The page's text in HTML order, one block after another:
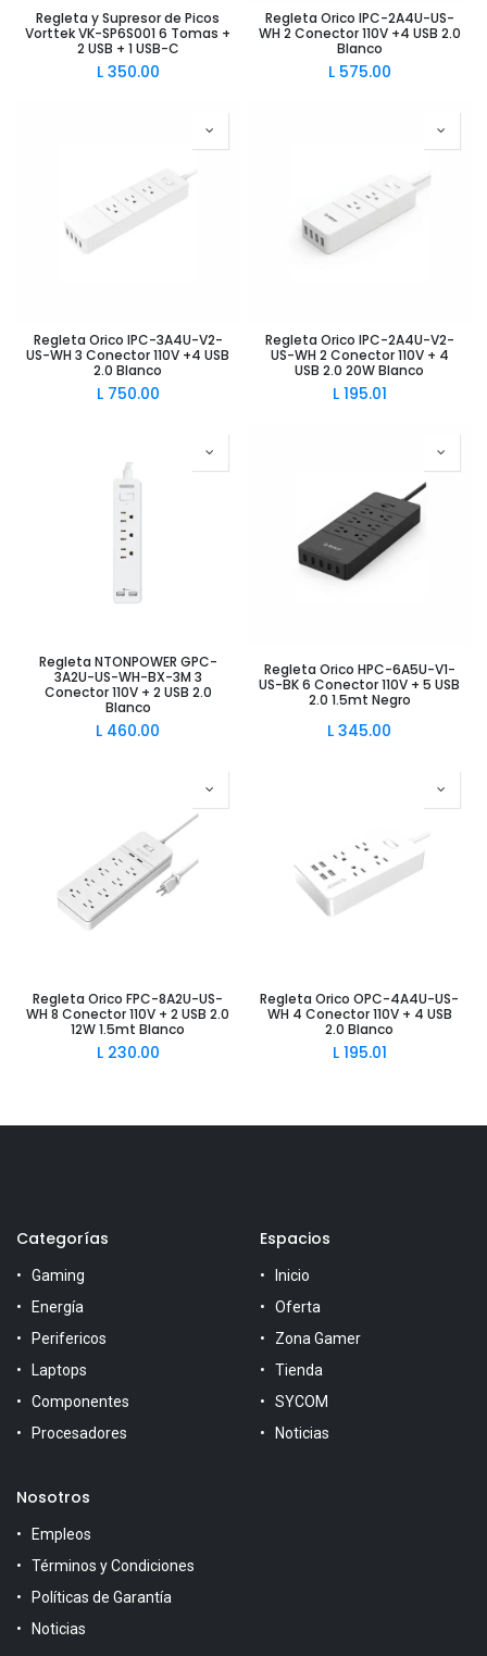
Regleta y Supresor de Picos
Vorttek VK-SP6S001 6 Tomas +
2 USB + 1 USB-C
L 350.00
Regleta Orico IPC-2A4U-US-
WH 2 Conector 110V +4 USB 2.0
Blanco
L 575.00
Regleta Orico IPC-3A4U-V2-
US-WH 3 Conector 110V +4 USB
2.0 Blanco
L 750.00
Regleta Orico IPC-2A4U-V2-
US-WH 2 Conector 110V + 4
USB 2.0 20W Blanco
L 195.01
Regleta NTONPOWER GPC-
3A2U-US-WH-BX-3M 3
Conector 110V + 2 USB 2.0
Blanco
L 460.00
Regleta Orico HPC-6A5U-V1-
US-BK 6 Conector 110V + 5 USB
2.0 1.5mt Negro
L 345.00
Regleta Orico FPC-8A2U-US-
WH 8 Conector 110V + 2 USB 2.0
12W 1.5mt Blanco
L 230.00
Regleta Orico OPC-4A4U-US-
WH 4 Conector 110V + 4 USB
2.0 Blanco
L 195.01
Categorías
Gaming
Energía
Perifericos
Laptops
Componentes
Procesadores
Espacios
Inicio
Oferta
Zona Gamer
Tienda
SYCOM
Noticias
Nosotros
Empleos
Términos y Condiciones
Políticas de Garantía
Noticias